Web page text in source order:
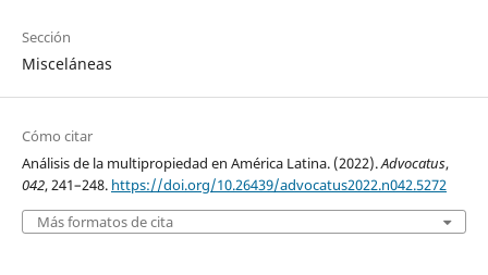
Sección
Misceláneas
Cómo citar
Análisis de la multipropiedad en América Latina. (2022).Advocatus,
042, 241–248. https://doi.org/10.26439/advocatus2022.n042.5272
Más formatos de cita